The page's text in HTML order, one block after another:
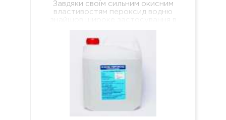
Завдяки своїм сильним окисним
властивостям пероксид водню
використовується, наприклад, як…